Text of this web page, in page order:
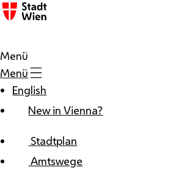
Zum Inhalt
Menü
Menü
English
New in Vienna?
Stadtplan
Amtswege